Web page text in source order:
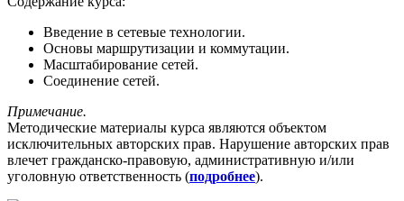
Введение в сетевые технологии.
Основы маршрутизации и коммутации.
Масштабирование сетей.
Соединение сетей.
Примечание.
Методические материалы курса являются объектом
исключительных авторских прав. Нарушение авторских прав
влечет гражданско-правовую, административную и/или
уголовную ответственность (подробнее).